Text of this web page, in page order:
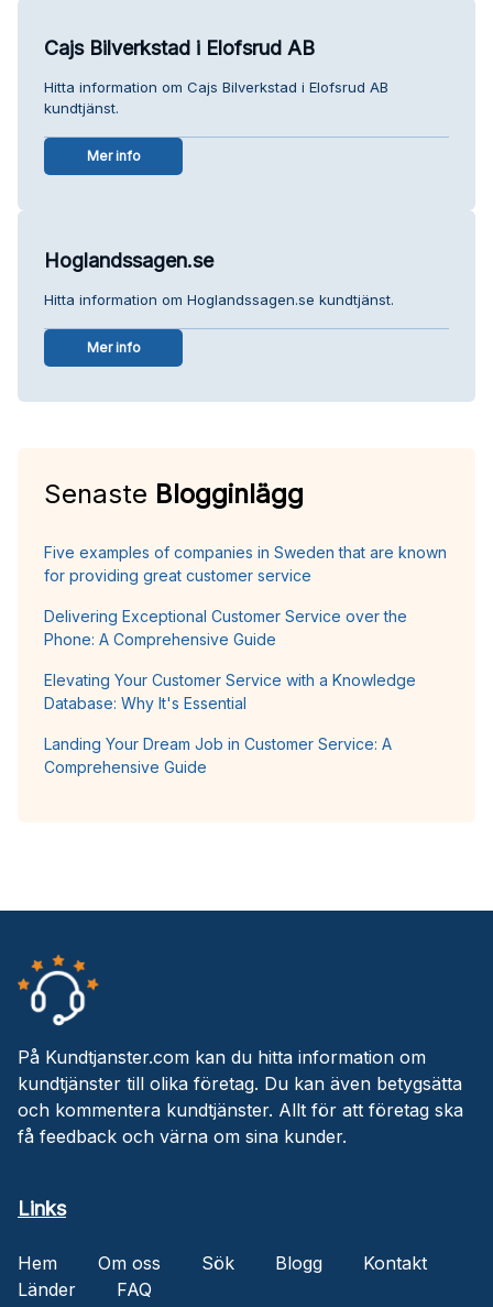
Cajs Bilverkstad i Elofsrud AB
Hitta information om Cajs Bilverkstad i Elofsrud AB
kundtjänst.
Mer info
Hoglandssagen.se
Hitta information om Hoglandssagen.se kundtjänst.
Mer info
Senaste Blogginlägg
Five examples of companies in Sweden that are known
for providing great customer service
Delivering Exceptional Customer Service over the
Phone: A Comprehensive Guide
Elevating Your Customer Service with a Knowledge
Database: Why It's Essential
Landing Your Dream Job in Customer Service: A
Comprehensive Guide
På Kundtjanster.com kan du hitta information om
kundtjänster till olika företag. Du kan även betygsätta
och kommentera kundtjänster. Allt för att företag ska
få feedback och värna om sina kunder.
Links
Hem Om oss Sök Blogg
Kontakt
Länder
FAQ